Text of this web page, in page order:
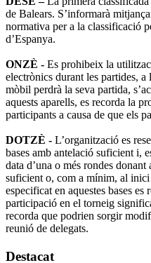
de Balears. S’informarà
normativa per a la classificació
d’Espanya.
ONZÈ - Es prohibeix la
electrònics durant les partides,
mòbil perdrà la seva partida,
aquests aparells, es recorda la
participants a causa de que els
DOTZÈ - L’organització es
bases amb antelació suficient i,
data d’una o més rondes
suficient o, com a mínim, al
especificat en aquestes bases
participació en el torneig
recorda que podrien sorgir
reunió de delegats.
Destacat